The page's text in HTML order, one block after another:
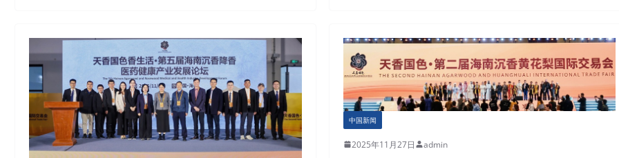
中国新闻
2025年11月27日 admin